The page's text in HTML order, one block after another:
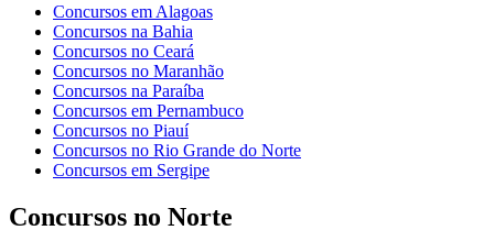
Concursos em Alagoas
Concursos na Bahia
Concursos no Ceará
Concursos no Maranhão
Concursos na Paraíba
Concursos em Pernambuco
Concursos no Piauí
Concursos no Rio Grande do Norte
Concursos em Sergipe
Concursos no Norte